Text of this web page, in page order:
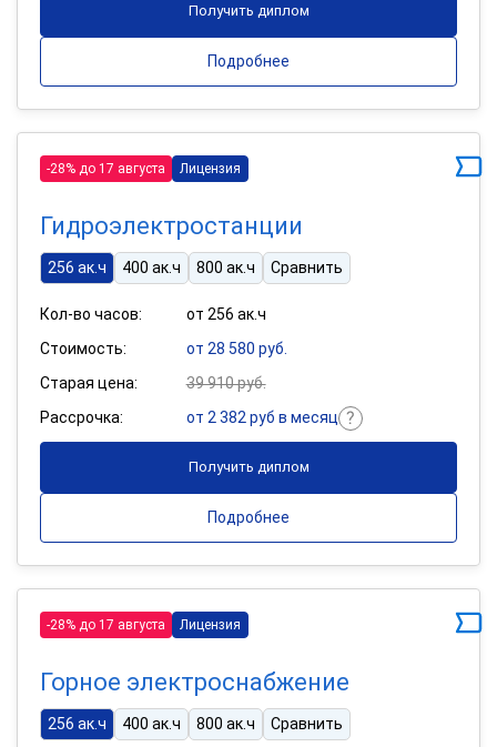
Получить диплом
Подробнее
-28% до 17 августа Лицензия
Гидроэлектростанции
256 ак.ч 400 ак.ч 800 ак.ч Сравнить
Кол-во часов:
от 256 ак.ч
Стоимость:
от 28 580 руб.
Старая цена:
39 910 руб.
Рассрочка:
от 2 382 руб в месяц
Получить диплом
Подробнее
-28% до 17 августа Лицензия
Горное электроснабжение
256 ак.ч 400 ак.ч 800 ак.ч Сравнить